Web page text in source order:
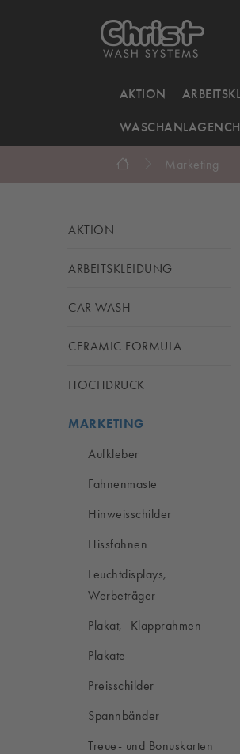
AKTION
Marketing
AKTION
ARBEITSKLEIDUNG
CAR WASH
CERAMIC FORMULA
HOCHDRUCK
MARKETING
Aufkleber
Fahnenmaste
Hinweisschilder
Hissfahnen
Leuchtdisplays,
Werbeträger
Plakat,- Klapprahmen
Plakate
Preisschilder
Spannbänder
Treue- und Bonuskarten